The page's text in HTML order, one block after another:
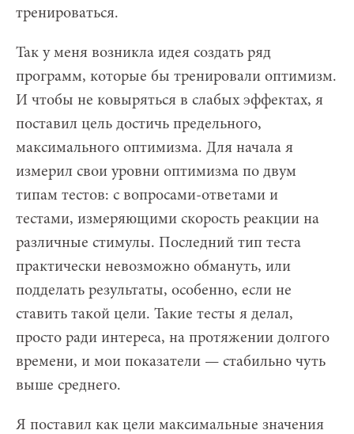
тренироваться.
Так у меня возникла идея создать ряд
программ, которые бы тренировали оптимизм.
И чтобы не ковыряться в слабых эффектах, я
поставил цель достичь предельного,
максимального оптимизма. Для начала я
измерил свои уровни оптимизма по двум
типам тестов: с вопросами-ответами и
тестами, измеряющими скорость реакции на
различные стимулы. Последний тип теста
практически невозможно обмануть, или
подделать результаты, особенно, если не
ставить такой цели. Такие тесты я делал,
просто ради интереса, на протяжении долгого
времени, и мои показатели — стабильно чуть
выше среднего.
Я поставил как цели максимальные значения